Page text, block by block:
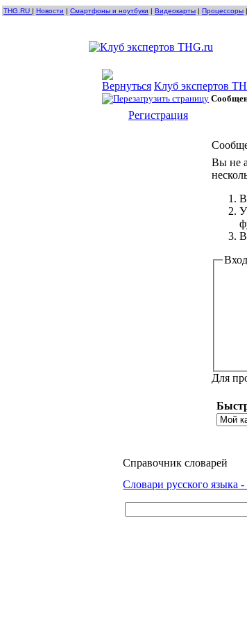
THG.RU | Новости | Смартфоны и ноутбуки | Видеокарты | Процессоры |
Клуб экспертов
Регистрация
Вы не
Вход
Для
Справочник словарей
Словари русского языка